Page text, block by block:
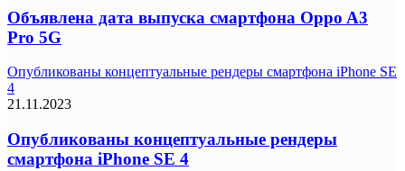
Объявлена дата выпуска смартфона Oppo A3
Pro 5G
Опубликованы концептуальные рендеры смартфона iPhone SE
4
21.11.2023
Опубликованы концептуальные рендеры
смартфона iPhone SE 4